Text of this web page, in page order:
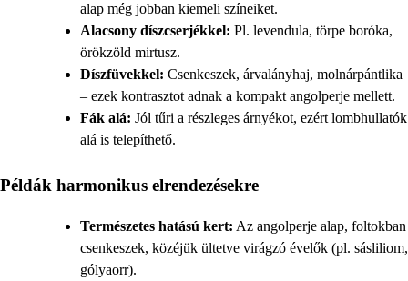
alap még jobban kiemeli színeiket.
Alacsony díszcserjékkel: Pl. levendula, törpe boróka,
örökzöld mirtusz.
Díszfüvekkel: Csenkeszek, árvalányhaj, molnárpántlika
– ezek kontrasztot adnak a kompakt angolperje mellett.
Fák alá: Jól tűri a részleges árnyékot, ezért lombhullatók
alá is telepíthető.
Példák harmonikus elrendezésekre
Természetes hatású kert: Az angolperje alap, foltokban
csenkeszek, közéjük ültetve virágzó évelők (pl. sásliliom,
gólyaorr).